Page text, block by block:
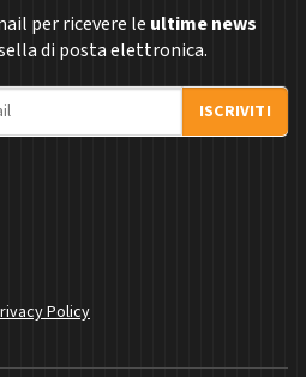
per ricevere le ultime news
di posta elettronica.
ISCRIVITI
Policy